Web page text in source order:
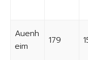
Auenh
eim
179